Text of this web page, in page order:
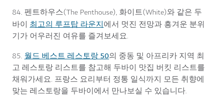
84. 펜트하우스(The Penthouse), 화이트(White)와 같은 두
바이 최고의 루프탑 라운지에서 멋진 전망과 흥겨운 분위
기가 어우러진 여유를 즐겨보세요.
85. 월드 베스트 레스토랑 50의 중동 및 아프리카 지역 최
고 레스토랑 리스트를 참고해 두바이 맛집 버킷 리스트를
채워가세요. 프랑스 요리부터 정통 일식까지 모든 취향에
맞는 레스토랑을 두바이에서 만나보실 수 있습니다.